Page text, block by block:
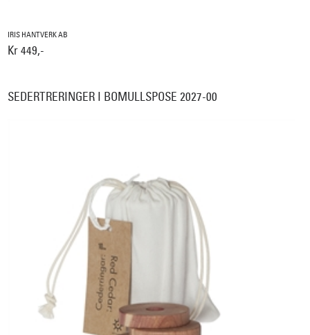
IRIS HANTVERK AB
Kr 449,-
SEDERTRERINGER I BOMULLSPOSE 2027-00